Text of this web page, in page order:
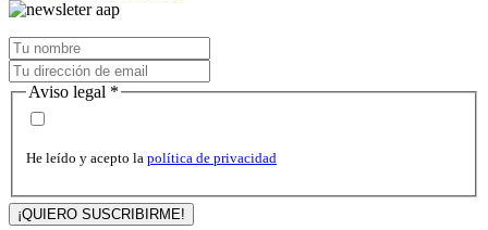
Aviso legal *
He leído y acepto la política de privacidad
¡QUIERO SUSCRIBIRME!